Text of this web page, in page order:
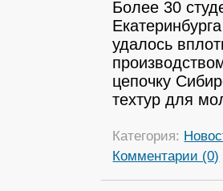
Более 30
удалось
цепочку
техтур для
Категория:
Комментарии (0)